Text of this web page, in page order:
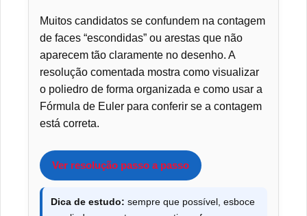
Muitos candidatos se confundem na contagem
de faces “escondidas” ou arestas que não
aparecem tão claramente no desenho. A
resolução comentada mostra como visualizar
o poliedro de forma organizada e como usar a
Fórmula de Euler para conferir se a contagem
está correta.
Ver resolução passo a passo
Dica de estudo: sempre que possível, esboce